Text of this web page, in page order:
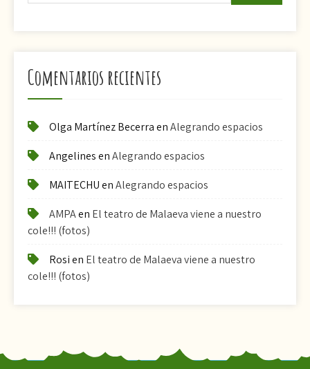
Comentarios recientes
Olga Martínez BecerraenAlegrando espacios
AngelinesenAlegrando espacios
MAITECHUenAlegrando espacios
AMPAen El teatro de Malaeva viene a nuestro
cole!!! (fotos)
Rosien El teatro de Malaeva viene a nuestro
cole!!! (fotos)